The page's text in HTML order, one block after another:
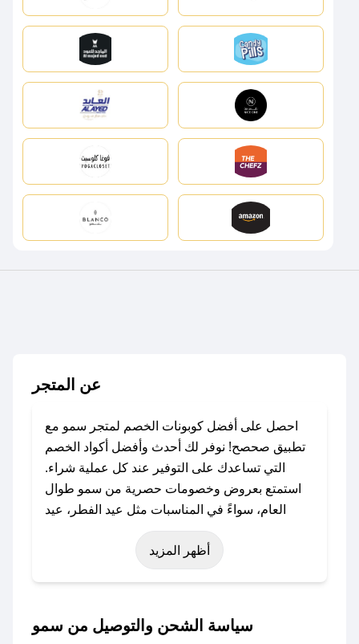
عن المتجر
احصل على أفضل كوبونات الخصم لمتجر سمو مع
تطبيق صحصح! نوفر لك أحدث وأفضل أكواد الخصم
التي تساعدك على التوفير عند كل عملية شراء.
استمتع بعروض وخصومات حصرية من سمو طوال
العام، سواءً في المناسبات مثل عيد الفطر، عيد
الأضحى، الجمعة البيضاء (شهر نوفمبر)، رمضان،
اليوم الوطني، يوم التأسيس، أو حتى عروض خاصة
باستخدام تطبيق صحصح، يمكنك العثور بسهولة على
أظهر المزيد
سياسة الشحن والتوصيل من سمو